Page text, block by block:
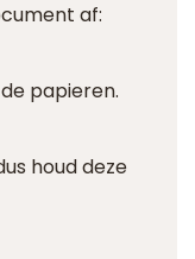
af:
papieren.
houd deze